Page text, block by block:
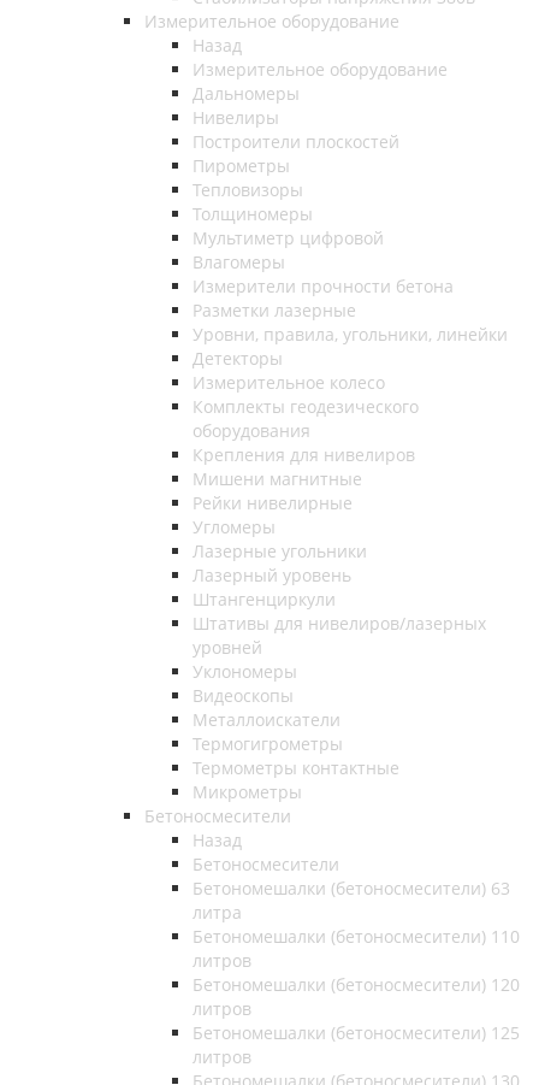
Измерительное оборудование
Назад
Измерительное оборудование
Дальномеры
Нивелиры
Построители плоскостей
Пирометры
Тепловизоры
Толщиномеры
Мультиметр цифровой
Влагомеры
Измерители прочности бетона
Разметки лазерные
Уровни, правила, угольники, линейки
Детекторы
Измерительное колесо
Комплекты геодезического
оборудования
Крепления для нивелиров
Мишени магнитные
Рейки нивелирные
Угломеры
Лазерные угольники
Лазерный уровень
Штангенциркули
Штативы для нивелиров/лазерных
уровней
Уклономеры
Видеоскопы
Металлоискатели
Термогигрометры
Термометры контактные
Микрометры
Бетоносмесители
Назад
Бетоносмесители
Бетономешалки (бетоносмесители) 63
литра
Бетономешалки (бетоносмесители) 110
литров
Бетономешалки (бетоносмесители) 120
литров
Бетономешалки (бетоносмесители) 125
литров
Бетономешалки (бетоносмесители) 130